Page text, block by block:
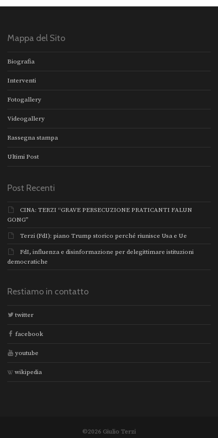
Mappa del Sito
Biografia
Interventi
Fotogallery
Videogallery
Rassegna stampa
Ultimi Post
Post Recenti
CINA: TERZI “GRAVE PERSECUZIONE PRATICANTI FALUN
GONG”
Terzi (FdI): piano Trump storico perché riunisce Usa e Ue
FdI, influenza e disinformazione per delegittimare istituzioni
democratiche
Restiamo in contatto
twitter
facebook
youtube
wikipedia
©2026 Giulio Terzi